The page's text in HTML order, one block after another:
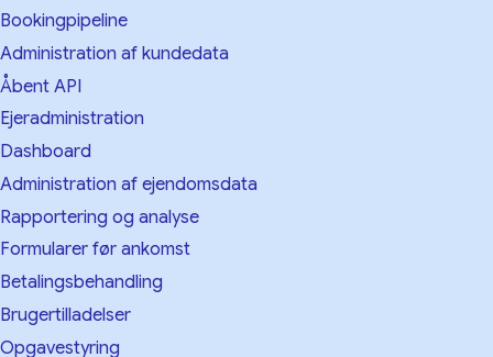
Bookingpipeline
Administration af kundedata
Åbent API
Ejeradministration
Dashboard
Administration af ejendomsdata
Rapportering og analyse
Formularer før ankomst
Betalingsbehandling
Brugertilladelser
Opgavestyring